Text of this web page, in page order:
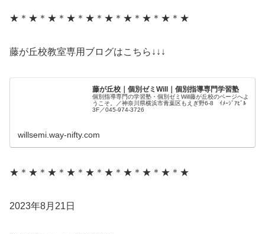
★＊★＊★＊★＊★＊★＊★＊★＊★＊★
藤が丘校教室専用ブログはこちら↓↓↓
藤が丘校｜個別ゼミWill｜個別指導専門学習塾
個別指導専門の学習塾・個別ゼミWill藤が丘校のページへよ
うこそ。／神奈川県横浜市青葉区もえぎ野6-8 ｲﾒｰｼﾞｱﾋﾞﾙ
3F／045-974-3726
willsemi.way-nifty.com
★＊★＊★＊★＊★＊★＊★＊★＊★＊★
2023年8月21日